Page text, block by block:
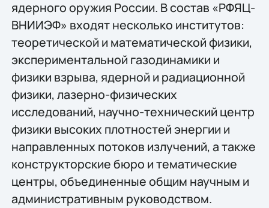
ядерного оружия России. В состав «РФЯЦ-
ВНИИЭФ» входят несколько институтов:
теоретической и математической физики,
экспериментальной газодинамики и
физики взрыва, ядерной и радиационной
физики, лазерно-физических
исследований, научно-технический центр
физики высоких плотностей энергии и
направленных потоков излучений, а также
конструкторские бюро и тематические
центры, объединенные общим научным и
административным руководством.